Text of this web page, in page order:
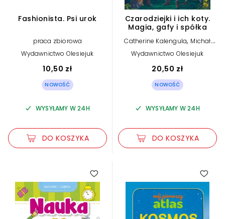
Fashionista. Psi urok
praca zbiorowa
Wydawnictwo Olesiejuk
10,50 zł
NOWOŚĆ
WYSYŁAMY W 24H
DO KOSZYKA
Czarodziejki i ich koty.
Magia, gafy i spółka
Catherine Kalengula, Michał
Goreń (tłum.) , Faltazius (ilustr.)
Wydawnictwo Olesiejuk
20,50 zł
NOWOŚĆ
WYSYŁAMY W 24H
DO KOSZYKA